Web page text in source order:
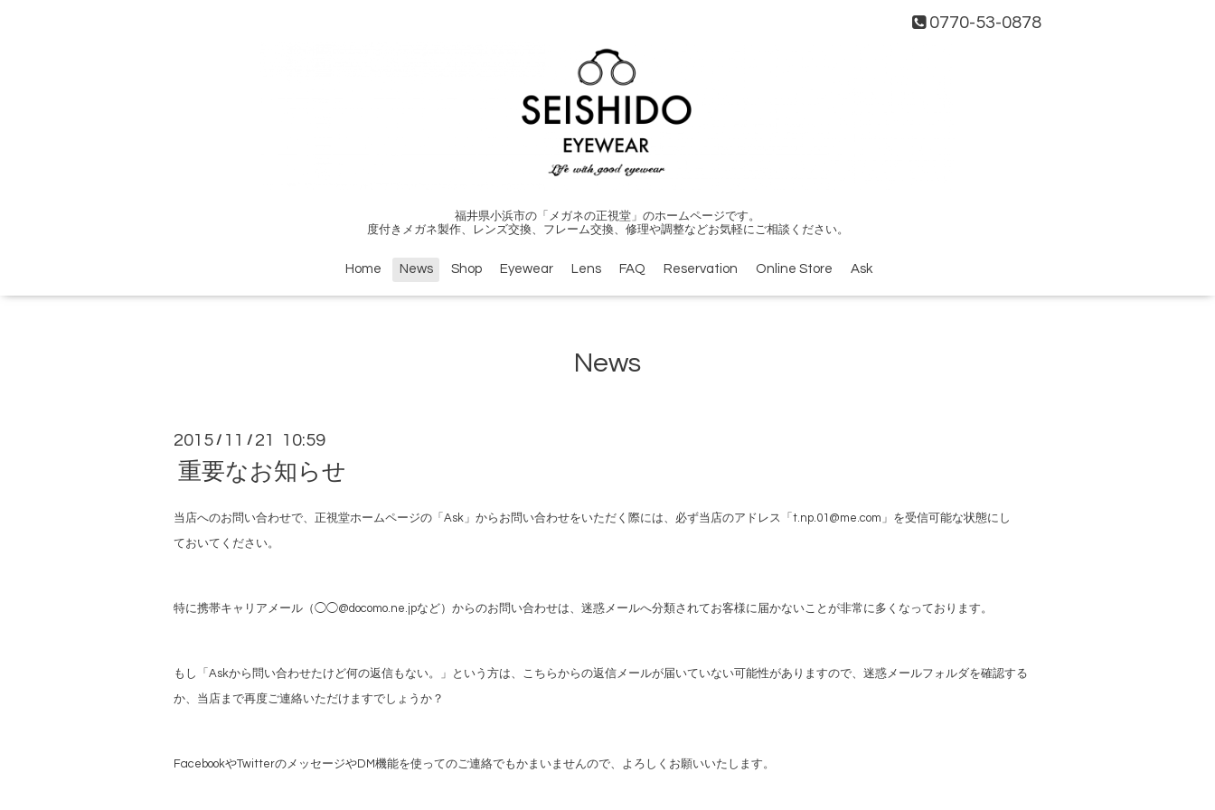
0770-53-0878
福井県小浜市の「メガネの正視堂」のホームページです。
度付きメガネ製作、レンズ交換、フレーム交換、修理や調整などお気軽にご相談ください。
Home News Shop Eyewear Lens FAQ Reservation Online Store Ask
News
2015 / 11 / 21 10:59
重要なお知らせ
当店へのお問い合わせで、正視堂ホームページの「Ask」からお問い合わせをいただく際には、必ず当店のアドレス「t.np.01@me.com」を受信可能な状態にし
ておいてください。
特に携帯キャリアメール（◯◯@docomo.ne.jpなど）からのお問い合わせは、迷惑メールへ分類されてお客様に届かない ことが非常に多くなっております。
もし「Askから問い合わせたけど何の返信もない。」という方は、こちらからの返信メールが届いていない可能性がありますので、迷惑メールフォルダを確認する
か、当店まで再度ご連絡いただけますでしょうか？
FacebookやTwitterのメッセージやDM機能を使ってのご連絡でもかまいませんので、よろしくお願いいたします。